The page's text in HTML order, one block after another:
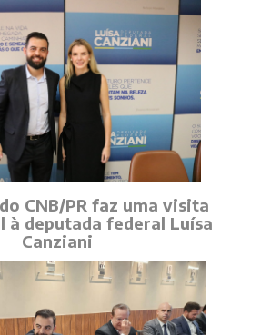
CNB/PR faz uma visita
à deputada federal Luísa
Canziani